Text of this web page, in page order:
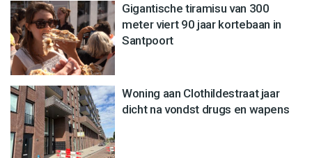
Gigantische tiramisu van 300
meter viert 90 jaar kortebaan in
Santpoort
Woning aan Clothildestraat jaar
dicht na vondst drugs en wapens